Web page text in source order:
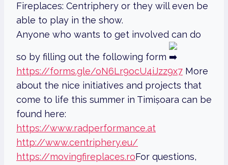
Fireplaces: Centriphery or they will even be
able to play in the show.
Anyone who wants to get involved can do
so by filling out the following form
https://forms.gle/oN6Lr9ocU4iJzz9x7 More
about the nice initiatives and projects that
come to life this summer in Timișoara can be
found here:
https://www.radperformance.at
http://www.centriphery.eu/
https://movingfireplaces.roFor questions,